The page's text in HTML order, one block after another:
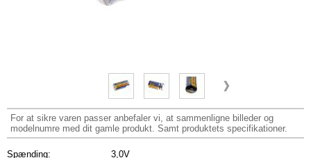
For at sikre varen passer anbefaler vi, at sammenligne billeder og
modelnumre med dit gamle produkt. Samt produktets specifikationer.
Spænding:
3,0V